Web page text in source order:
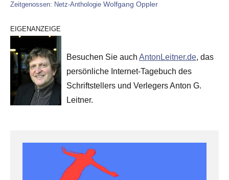
Zeitgenossen: Netz-Anthologie Wolfgang Oppler
EIGENANZEIGE
Besuchen Sie auch AntonLeitner.de, das
persönliche Internet-Tagebuch des
Schriftstellers und Verlegers Anton G.
Leitner.